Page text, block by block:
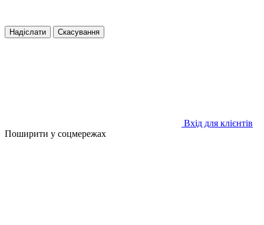
Надіслати Скасування
Вхід для клієнтів
Поширити у соцмережах